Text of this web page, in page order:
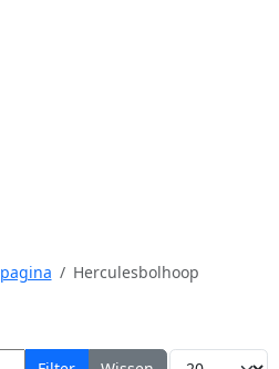
Herculesbolhoop
Toon #